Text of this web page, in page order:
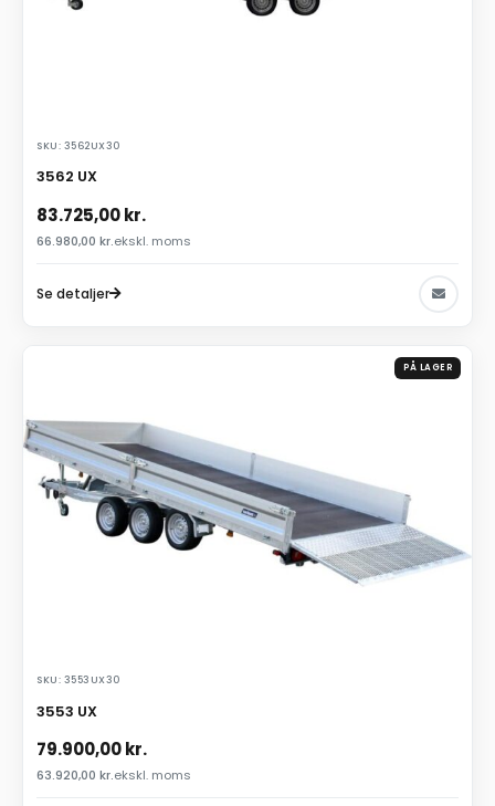
SKU: 3562UX30
3562 UX
83.725,00kr.
66.980,00 kr.ekskl. moms
Se detaljer
PÅ LAGER
SKU: 3553UX30
3553 UX
79.900,00kr.
63.920,00 kr.ekskl. moms